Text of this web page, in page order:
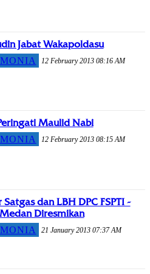
Jabat Wakapoldasu
12 February 2013 08:16 AM
Maulid Nabi
12 February 2013 08:15 AM
dan LBH DPC FSPTI -
Diresmikan
21 January 2013 07:37 AM